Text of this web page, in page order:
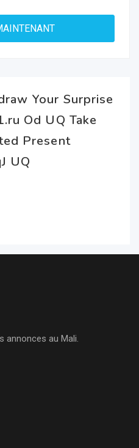
Your Surprise
Od UQ Take
Present
UQ
annonces au Mali.